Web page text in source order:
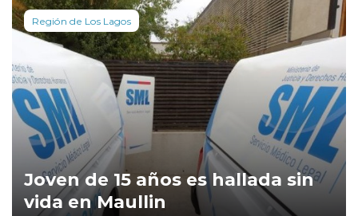
Región de Los Lagos
Joven de 15 años es hallada sin
vida en Maullin